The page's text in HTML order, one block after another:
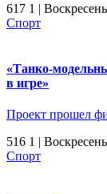
617 1 |
Спорт
«Танко-
в игре»
Проект прошел
516 1 |
Спорт